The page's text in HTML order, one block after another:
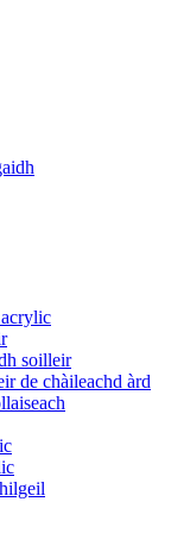
soilleir
de chàileachd àrd